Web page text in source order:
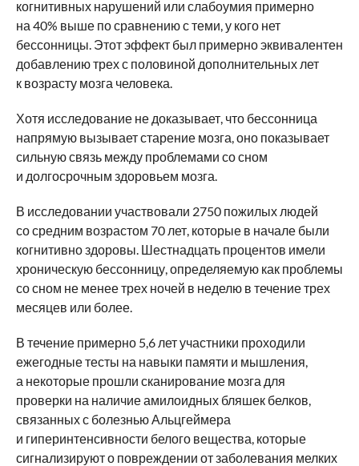
когнитивных нарушений или слабоумия примерно
на 40% выше по сравнению с теми, у кого нет
бессонницы. Этот эффект был примерно эквивалентен
добавлению трех с половиной дополнительных лет
к возрасту мозга человека.
Хотя исследование не доказывает, что бессонница
напрямую вызывает старение мозга, оно показывает
сильную связь между проблемами со сном
и долгосрочным здоровьем мозга.
В исследовании участвовали 2750 пожилых людей
со средним возрастом 70 лет, которые в начале были
когнитивно здоровы. Шестнадцать процентов имели
хроническую бессонницу, определяемую как проблемы
со сном не менее трех ночей в неделю в течение трех
месяцев или более.
В течение примерно 5,6 лет участники проходили
ежегодные тесты на навыки памяти и мышления,
а некоторые прошли сканирование мозга для
проверки на наличие амилоидных бляшек белков,
связанных с болезнью Альцгеймера
и гиперинтенсивности белого вещества, которые
сигнализируют о повреждении от заболевания мелких